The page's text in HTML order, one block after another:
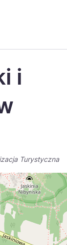
日本
i
Turystyczna